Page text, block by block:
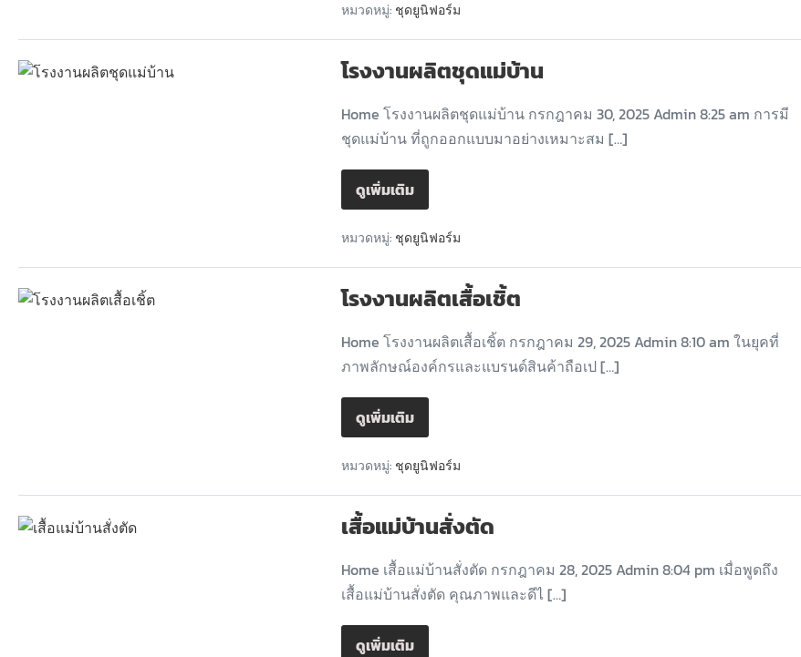
หมวดหมู่: ชุดยูนิฟอร์ม
โรงงานผลิตชุดแม่บ้าน
Home โรงงานผลิตชุดแม่บ้าน กรกฎาคม 30, 2025 Admin 8:25 am การมี
ชุดแม่บ้าน ที่ถูกออกแบบมาอย่างเหมาะสม […]
ดูเพิ่มเติม
หมวดหมู่: ชุดยูนิฟอร์ม
โรงงานผลิตเสื้อเชิ้ต
Home โรงงานผลิตเสื้อเชิ้ต กรกฎาคม 29, 2025 Admin 8:10 am ในยุคที่
ภาพลักษณ์องค์กรและแบรนด์สินค้าถือเป […]
ดูเพิ่มเติม
หมวดหมู่: ชุดยูนิฟอร์ม
เสื้อแม่บ้านสั่งตัด
Home เสื้อแม่บ้านสั่งตัด กรกฎาคม 28, 2025 Admin 8:04 pm เมื่อพูดถึง
เสื้อแม่บ้านสั่งตัด คุณภาพและดีไ […]
ดูเพิ่มเติม